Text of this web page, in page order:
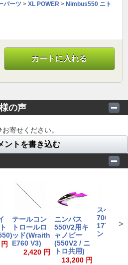
パーツ > XL POWER > Nimbus550 ニト
カートに入れる
の声
寄せください。
ントを書き込む
テールコン
トロールロ
ッド(Wraith
E760 V3)
2,420 円
ニンバス
550V2用キ
ャノピー
(550V2 / ニ
トロ共用)
13,200 円
スペクタ
700ニト
17T ピニ
ン V2
>